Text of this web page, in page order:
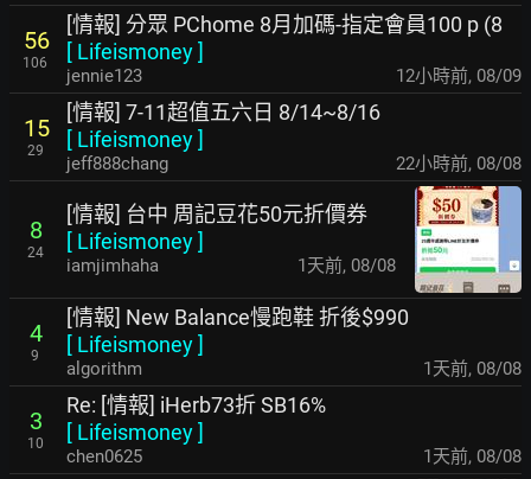
56
106
[情報] 分眾 PChome 8月加碼-指定會員100 p (8
[ Lifeismoney]
jennie123 12小時前, 08/09
15
29
[情報] 7-11超值五六日 8/14~8/16
[ Lifeismoney]
jeff888chang 22小時前, 08/08
8
24
[情報] 台中 周記豆花50元折價券
[ Lifeismoney]
iamjimhaha 1天前, 08/08
4
9
[情報] New Balance慢跑鞋 折後$990
[ Lifeismoney]
algorithm 1天前, 08/08
3
10
Re: [情報] iHerb73折 SB16%
[ Lifeismoney]
chen0625 1天前, 08/08